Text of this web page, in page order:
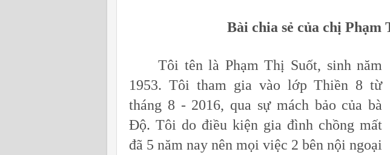
Bài chia sẻ của chị Phạm
Tôi tên là Phạm Thị Suốt, sinh năm
1953. Tôi tham gia vào lớp Thiền 8 từ
tháng 8 - 2016, qua sự mách bảo của bà
Độ. Tôi do điều kiện gia đình chồng mất
đã 5 năm nay nên mọi việc 2 bên nội ngoại